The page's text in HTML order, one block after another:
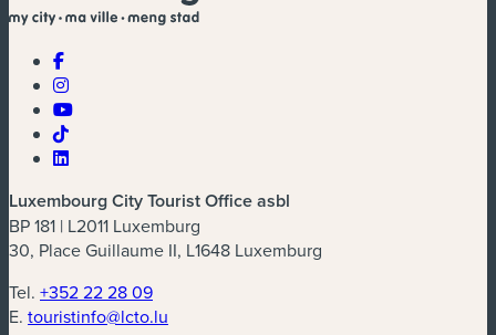
Luxembourg City Tourist Office asbl
BP 181 | L2011 Luxemburg
30, Place Guillaume II, L1648 Luxemburg
Tel. +352 22 28 09
E. touristinfo@lcto.lu